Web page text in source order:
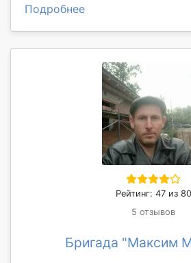
Подробнее
Рейтинг: 47 из 80
5 отзывов
Бригада "Максим